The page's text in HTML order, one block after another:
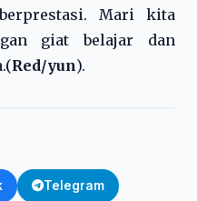
Mari kita
giat belajar dan
Red/yun).
Telegram